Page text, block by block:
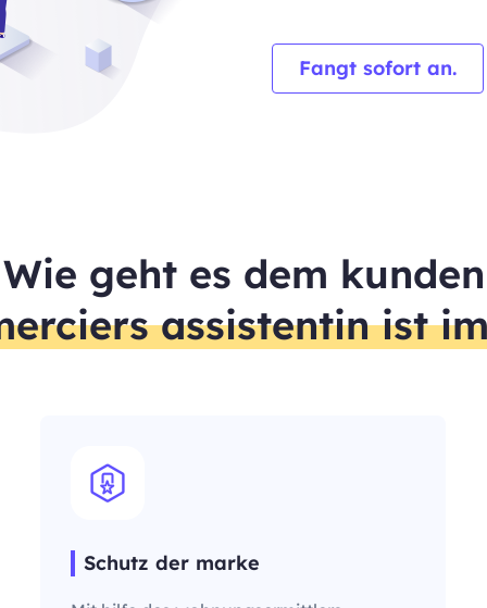
Fangt sofort an.
Wie geht es dem kunden
assistentin ist
Schutz der marke